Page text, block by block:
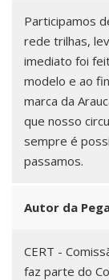
Participamos
rede trilhas,
imediato foi
modelo e ao
marca da
que nosso
sempre é
passamos.
Autor da
CERT -
faz parte do